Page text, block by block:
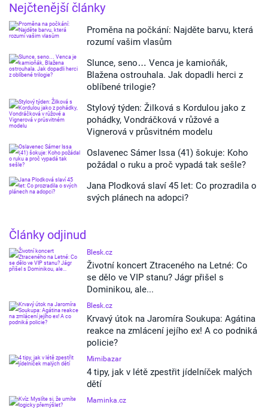
Nejčtenější články
Proměna na počkání: Najděte barvu, která
rozumí vašim vlasům
Slunce, seno… Venca je kamioňák,
Blažena ostrouhala. Jak dopadli herci z
oblíbené trilogie?
Stylový týden: Žilková s Kordulou jako z
pohádky, Vondráčková v růžové a
Vignerová v průsvitném modelu
Oslavenec Sámer Issa (41) šokuje: Koho
požádal o ruku a proč vypadá tak sešle?
Jana Plodková slaví 45 let: Co prozradila o
svých plánech na adopci?
Články odjinud
Blesk.cz
Životní koncert Ztraceného na Letné: Co
se dělo ve VIP stanu? Jágr přišel s
Dominikou, ale...
Blesk.cz
Krvavý útok na Jaromíra Soukupa: Agátina
reakce na zmlácení jejího ex! A co podniká
policie?
Mimibazar
4 tipy, jak v létě zpestřit jídelníček malých
dětí
Maminka.cz